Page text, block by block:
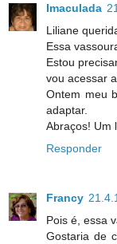
Imaculada
Liliane
Essa
Estou
vou acessar
Ontem meu
adaptar.
Abraços! Um
Responder
Francy
Pois é, essa
Gostaria de